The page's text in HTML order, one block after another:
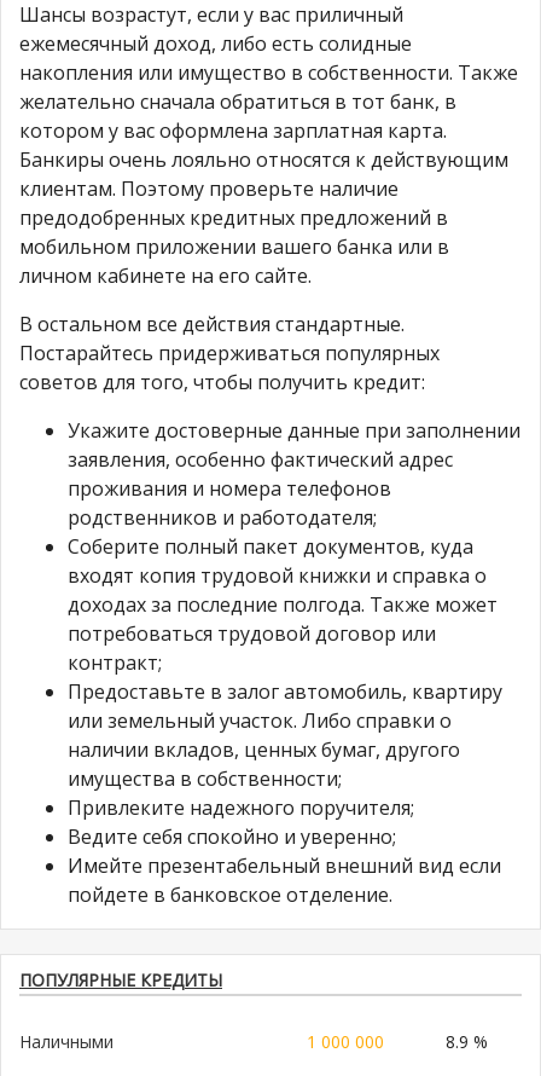
Шансы возрастут, если у вас приличный
ежемесячный доход, либо есть солидные
накопления или имущество в собственности. Также
желательно сначала обратиться в тот банк, в
котором у вас оформлена зарплатная карта.
Банкиры очень лояльно относятся к действующим
клиентам. Поэтому проверьте наличие
предодобренных кредитных предложений в
мобильном приложении вашего банка или в
личном кабинете на его сайте.
В остальном все действия стандартные.
Постарайтесь придерживаться популярных
советов для того, чтобы получить кредит:
Укажите достоверные данные при заполнении
заявления, особенно фактический адрес
проживания и номера телефонов
родственников и работодателя;
Соберите полный пакет документов, куда
входят копия трудовой книжки и справка о
доходах за последние полгода. Также может
потребоваться трудовой договор или
контракт;
Предоставьте в залог автомобиль, квартиру
или земельный участок. Либо справки о
наличии вкладов, ценных бумаг, другого
имущества в собственности;
Привлеките надежного поручителя;
Ведите себя спокойно и уверенно;
Имейте презентабельный внешний вид если
пойдете в банковское отделение.
ПОПУЛЯРНЫЕ КРЕДИТЫ
Наличными 1 000 000
8.9 %